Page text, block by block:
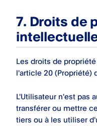
7. Droits de
Les droits de
l'article 20 (Propriété)
L'Utilisateur n'est pas
transférer ou mettre
tiers ou à les utiliser